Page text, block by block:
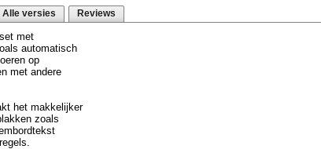
Alle versies Reviews
met
automatisch
op
met andere
het makkelijker
zoals